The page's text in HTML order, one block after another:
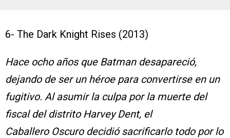
6- The Dark Knight Rises (2013)
Hace ocho años que Batman desapareció,
dejando de ser un héroe para convertirse en un
fugitivo. Al asumir la culpa por la muerte del
fiscal del distrito Harvey Dent, el
Caballero Oscuro decidió sacrificarlo todo por lo